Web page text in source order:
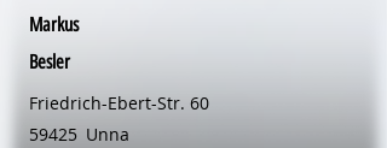
Markus
Besler
Friedrich-Ebert-Str. 60
59425 Unna